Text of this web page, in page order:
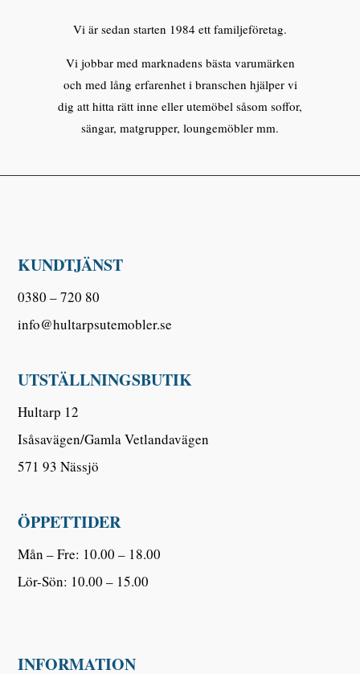
Vi är sedan starten 1984 ett familjeföretag.
Vi jobbar med marknadens bästa varumärken
och med lång erfarenhet i branschen hjälper vi
dig att hitta rätt inne eller utemöbel såsom soffor,
sängar, matgrupper, loungemöbler mm.
KUNDTJÄNST
0380 – 720 80
info@hultarpsutemobler.se
UTSTÄLLNINGSBUTIK
Hultarp 12
Isåsavägen/Gamla Vetlandavägen
571 93 Nässjö
ÖPPETTIDER
Mån – Fre: 10.00 – 18.00
Lör-Sön: 10.00 – 15.00
INFORMATION